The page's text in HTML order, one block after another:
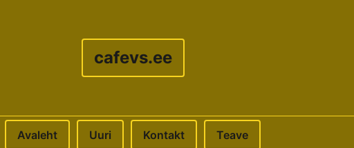
cafevs.ee
Avaleht Uuri Kontakt
Teave